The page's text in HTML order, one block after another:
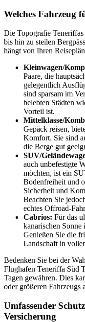
Welches Fahrzeug
Die Topografie
bis hin zu steilen
hängt von Ihren
Kleinwagen/
Paare, die
gelegentlich
sind sparsam im
belebten Städten
Vorteil ist.
Mittelklasse/
Gepäck reisen,
Komfort. Sie sind
die Berge gut
SUV/
auch unbefestigte
möchten, ist ein
Bodenfreiheit und
Sicherheit und
Beachten Sie
echtes Offroad-
Cabrios: Für das
kanarischen
Genießen Sie die
Landschaft in
Bedenken Sie bei der
Flughafen Teneriffa Süd
Tagen gewähren. Dies
oder größeren Fahrzeugs
Umfassender
Versicherung